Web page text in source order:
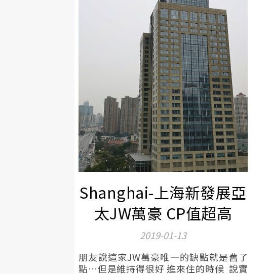
Shanghai-上海新發展亞
太JW萬豪 CP值超高
2019-01-13
朋友說這家JW萬豪唯一的缺點就是舊了
點…但是維持得很好 進來住的時候 說實